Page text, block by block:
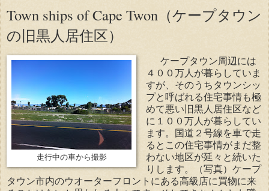
Town ships of Cape Twon（ケープタウン
の旧黒人居住区）
走行中の車から撮影
ケープタウン周辺には
４００万人が暮らしていま
すが、そのうちタウンシッ
プと呼ばれる住宅事情も極
めて悪い旧黒人居住区など
に１００万人が暮らしてい
ます。国道２号線を車で走
るとこの住宅事情がまだ整
わない地区が延々と続いた
りします。（写真）ケープ
タウン市内のウオーターフロントにある高級店に買物に来